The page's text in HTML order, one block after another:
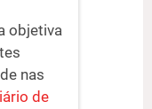
objetiva
nas
de